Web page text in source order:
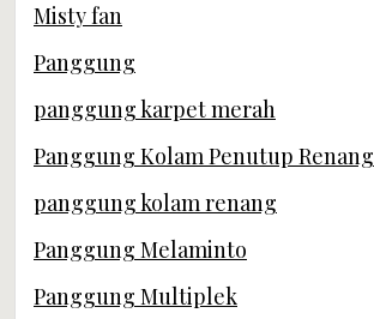
Misty fan
Panggung
panggung karpet merah
Panggung Kolam Penutup Renang
panggung kolam renang
Panggung Melaminto
Panggung Multiplek